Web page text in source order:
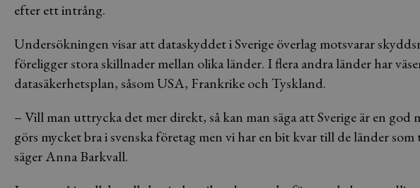
efter ett intrång.
Undersökningen visar att dataskyddet i Sverige överlag motsvarar
föreligger stora skillnader mellan olika länder. I flera andra länder har
datasäkerhetsplan, såsom USA, Frankrike och Tyskland.
– Vill man uttrycka det mer direkt, så kan man säga att Sverige är en
görs mycket bra i svenska företag men vi har en bit kvar till de länder
säger Anna Barkvall.